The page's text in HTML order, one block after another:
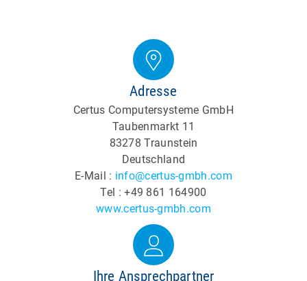
Adresse
Certus Computersysteme GmbH
Taubenmarkt 11
83278 Traunstein
Deutschland
E-Mail : info@certus-gmbh.com
Tel : +49 861 164900
www.certus-gmbh.com
Ihre Ansprechpartner